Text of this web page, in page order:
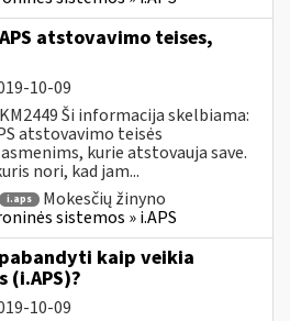
atstovavimo teises,
10-09
Ši informacija skelbiama:
atstovavimo teisės
kurie atstovauja save.
nori, kad jam...
i.aps
Mokesčių žinyno
sistemos » i.APS
kaip veikia
10-09